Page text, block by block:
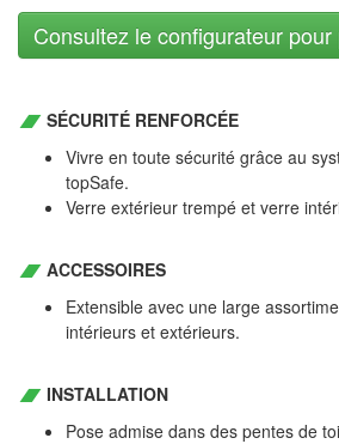
Consultez le configurateur pour
SÉCURITÉ RENFORCÉE
Vivre en toute sécurité grâce au
topSafe.
Verre extérieur trempé et verre
ACCESSOIRES
Extensible avec une large
intérieurs et extérieurs.
INSTALLATION
Pose admise dans des pentes de